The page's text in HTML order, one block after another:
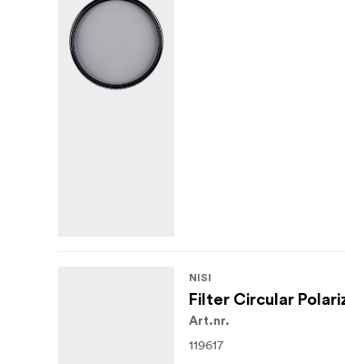
NISI
Filter Circular
Art.nr.
119617